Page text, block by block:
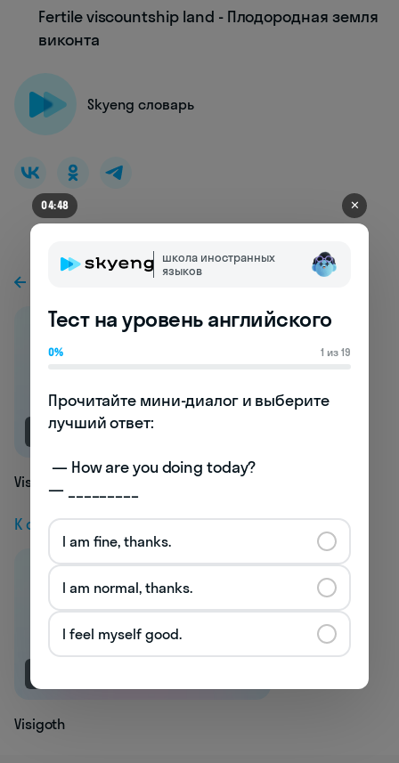
Fertile viscountship land - Плодородная земля
виконта
Skyeng словарь
К предыдущей статье
NEW
Viscosimeter
К следующей статье
Visigoth
04:44 ✕
школа иностранных
языков
Тест на уровень английского
0% 1 из 19
Прочитайте мини-диалог и выберите
лучший ответ:
— _________
I am fine, thanks.
I am normal, thanks.
I feel myself good.